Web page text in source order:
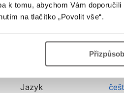
k tomu, abychom Vám
na tlačítko „Povolit vše“.
Detailní
Hmotnost
Jazyk